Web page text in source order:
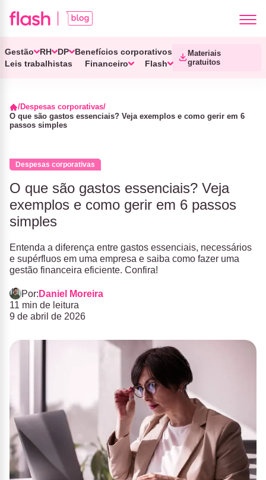
Gestão RH DP
Benefícios corporativos
Leis trabalhistas
Financeiro Flash
Materiais
gratuitos
Despesas corporativas
O que são gastos essenciais? Veja exemplos e como gerir em 6
passos simples
Despesas corporativas
O que são gastos essenciais? Veja
exemplos e como gerir em 6 passos
simples
Entenda a diferença entre gastos essenciais, necessários
e supérfluos em uma empresa e saiba como fazer uma
gestão financeira eficiente. Confira!
Por: Daniel Moreira
11 min de leitura
9 de abril de 2026